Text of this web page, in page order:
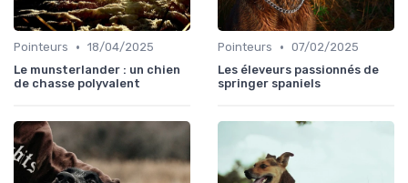
Pointeurs • 18/04/2025
Le munsterlander : un chien
de chasse polyvalent
Pointeurs • 07/02/2025
Les éleveurs passionnés de
springer spaniels